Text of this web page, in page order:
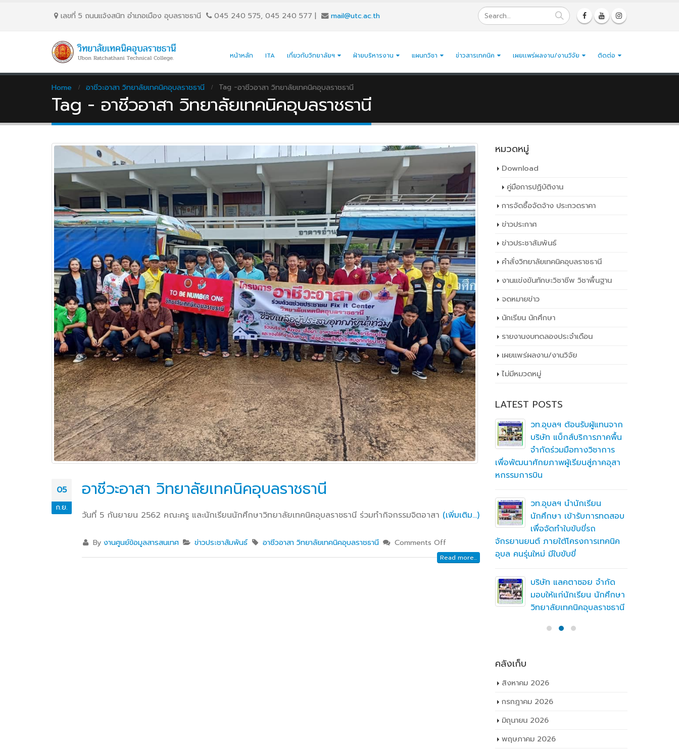
เลขที่ 5 ถนนเเจ้งสนิท อำเภอเมือง อุบลราชธานี 045 240 575, 045 240 577 | mail@utc.ac.th
หน้าหลัก ITA เกี่ยวกับวิทยาลัยฯ ฝ่ายบริหารงาน แผนกวิชา ข่าวสารเทคนิค เผยเเพร่ผลงาน/งานวิจัย ติดต่อ
Home อาชีวะอาสา วิทยาลัยเทคนิคอุบลราชธานี Tag -อาชีวอาสา วิทยาลัยเทคนิคอุบลราชธานี
Tag - อาชีวอาสา วิทยาลัยเทคนิคอุบลราชธานี
05
ก.ย.
อาชีวะอาสา วิทยาลัยเทคนิคอุบลราชธานี
วันที่ 5 กันยายน 2562 คณะครู และนักเรียนนักศึกษาวิทยาลัยเทคนิคอุบลราชธานี ร่วมทำกิจกรรมจิตอาสา (เพิ่มเติม…)
Byงานศูนย์ข้อมูลสารสนเทศ ข่าวประชาสัมพันธ์ อาชีวอาสา วิทยาลัยเทคนิคอุบลราชธานี Comments Off
Read more...
หมวดหมู่
Download
คู่มือการปฏิบัติงาน
การจัดซื้อจัดจ้าง ประกวดราคา
ข่าวประกาศ
ข่าวประชาสัมพันธ์
คำสั่งวิทยาลัยเทคนิคอุบลราชธานี
งานแข่งขันทักษะวิชาชีพ วิชาพื้นฐาน
จดหมายข่าว
นักเรียน นักศึกษา
รายงานงบทดลองประจำเดือน
เผยเเพร่ผลงาน/งานวิจัย
ไม่มีหมวดหมู่
LATEST POSTS
วท.อุบลฯ ต้อนรับผู้แทนจาก
บริษัท แบ็กส์บริการภาคพื้น
จำกัดร่วมมือทางวิชาการ
เพื่อพัฒนาศักยภาพผู้เรียนสู่ภาคอุสา
นักศึกษา เข้ารับการทดสอบ
จักรยานยนต์ ภายใต้โครงการเทคนิค
อุบล คนรุ่นใหม่ มีใบขับขี่
วท.อุบลฯ ต้อนรับคณะ
กรรมการติดตามการ
ติดตามการดำเนินงานของ
สถานศึกษาในการขับเคลื่อนการจัดการ
ประกาศวิทยาลัยเทคนิ
อุบลราชธานี การรับบุคคลเข้าศึกษาต่อ
ปีการศึกษา 2563 ประเภทโควตา
Organisation Exposition (MTOE)
วท.อุบลฯ ลงนามบันทึกความ
เข้าใจร่วมมือ (MOU) ร่วมกับ
วท.อุบลฯ ต้อนรับผู้แทนจาก
บริษัท แบ็กส์บริการภาคพื้น
จำกัดร่วมมือทางวิชาการ
เพื่อพัฒนาศักยภาพผู้เรียนสู่ภาคอุสา
หกรรมการบิน
วท.อุบลฯ นำนักเรียน
นักศึกษา เข้ารับการทดสอบ
เพื่อจัดทำใบขับขี่รถ
จักรยานยนต์ ภายใต้โครงการเทคนิค
อุบล คนรุ่นใหม่ มีใบขับขี่
บริษัท แลคตาซอย จำกัด
มอบให้แก่นักเรียน นักศึกษา
วิทยาลัยเทคนิคอุบลราชธานี
คลังเก็บ
สิงหาคม 2026
กรกฎาคม 2026
มิถุนายน 2026
พฤษภาคม 2026